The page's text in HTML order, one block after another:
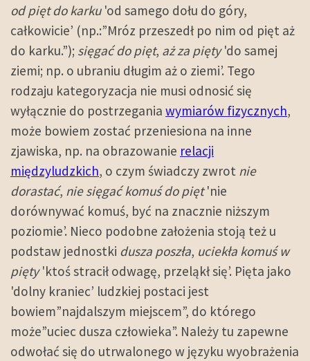
od pięt do karku'od samego dołu do góry,
całkowicie’ (np.:”Mróz przeszedł po nim od pięt aż
do karku.”); sięgać do pięt, aż za pięty'do samej
ziemi; np. o ubraniu długim aż o ziemi’. Tego
rodzaju kategoryzacja nie musi odnosić się
wyłącznie do postrzegania wymiarów fizycznych,
może bowiem zostać przeniesiona na inne
zjawiska, np. na obrazowanie relacji
międzyludzkich, o czym świadczy zwrot nie
dorastać, nie sięgać komuś do pięt'nie
dorównywać komuś, być na znacznie niższym
poziomie’. Nieco podobne założenia stoją też u
podstaw jednostki dusza poszła, uciekła komuś w
pięty'ktoś stracił odwagę, przeląkł się’. Pięta jako
'dolny kraniec’ ludzkiej postaci jest
bowiem”najdalszym miejscem”, do którego
może”uciec dusza człowieka”. Należy tu zapewne
odwołać się do utrwalonego w języku wyobrażenia